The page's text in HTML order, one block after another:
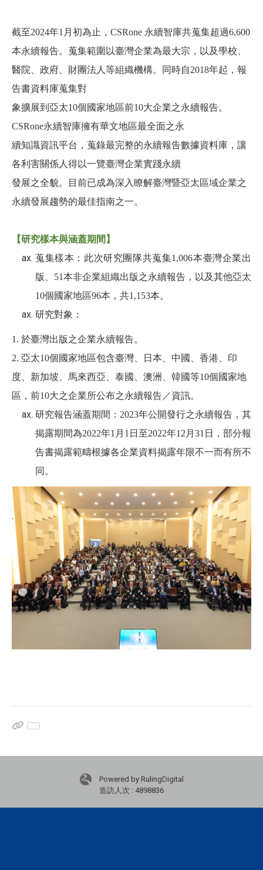
截至2024年1月初為止，CSRone 永續智庫共蒐集超過6,600
本永續報告。蒐集範圍以臺灣企業為最大宗，以及學校、
醫院、政府、財團法人等組織機構。同時自2018年起，報
告書資料庫蒐集對
象擴展到亞太10個國家地區前10大企業之永續報告。
CSRone永續智庫擁有華文地區最全面之永
續知識資訊平台，蒐錄最完整的永續報告數據資料庫，讓
各利害關係人得以一覽臺灣企業實踐永續
發展之全貌。目前已成為深入瞭解臺灣暨亞太區域企業之
永續發展趨勢的最佳指南之一。
【研究樣本與涵蓋期間】
蒐集樣本：此次研究團隊共蒐集1,006本臺灣企業出
版、51本非企業組織出版之永續報告，以及其他亞太
10個國家地區96本，共1,153本。
研究對象：
1. 於臺灣出版之企業永續報告。
2. 亞太10個國家地區包含臺灣、日本、中國、香港、印
度、新加坡、馬來西亞、泰國、澳洲、韓國等10個國家地
區，前10大之企業所公布之永續報告／資訊。
研究報告涵蓋期間：2023年公開發行之永續報告，其
揭露期間為2022年1月1日至2022年12月31日，部分報
告書揭露範疇根據各企業資料揭露年限不一而有所不
同。
Powered by RulingDigital
造訪人次 : 4898836